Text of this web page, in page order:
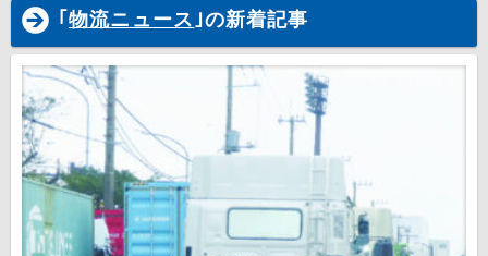
｢ 物流ニュース｣の新着記事